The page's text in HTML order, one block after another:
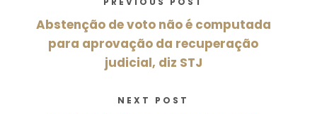
Abstenção de voto não é computada
para aprovação da recuperação
judicial, diz STJ
NEXT POST